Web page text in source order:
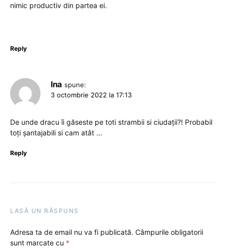
nimic productiv din partea ei.
Reply
Ina spune:
3 octombrie 2022 la 17:13
De unde dracu îi găseste pe toti strambii si ciudații?! Probabil
toți șantajabili si cam atât …
Reply
LASĂ UN RĂSPUNS
Adresa ta de email nu va fi publicată. Câmpurile obligatorii
sunt marcate cu *